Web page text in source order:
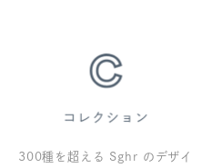
300種を超える Sghr のデザイ